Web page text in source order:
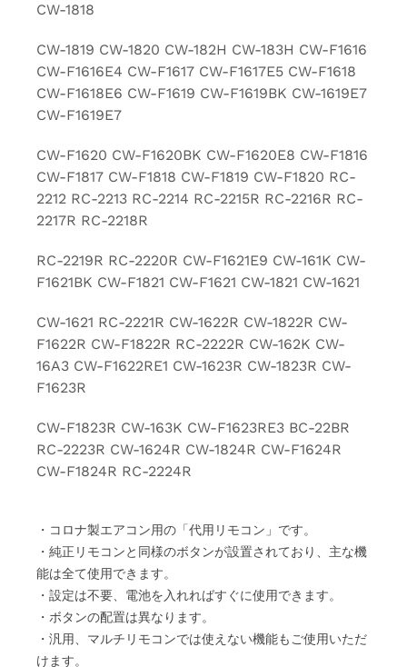
CW-1818
CW-1819 CW-1820 CW-182H CW-183H CW-F1616
CW-F1616E4 CW-F1617 CW-F1617E5 CW-F1618
CW-F1618E6 CW-F1619 CW-F1619BK CW-1619E7
CW-F1619E7
CW-F1620 CW-F1620BK CW-F1620E8 CW-F1816
CW-F1817 CW-F1818 CW-F1819 CW-F1820 RC-
2212 RC-2213 RC-2214 RC-2215R RC-2216R RC-
2217R RC-2218R
RC-2219R RC-2220R CW-F1621E9 CW-161K CW-
F1621BK CW-F1821 CW-F1621 CW-1821 CW-1621
CW-1621 RC-2221R CW-1622R CW-1822R CW-
F1622R CW-F1822R RC-2222R CW-162K CW-
16A3 CW-F1622RE1 CW-1623R CW-1823R CW-
F1623R
CW-F1823R CW-163K CW-F1623RE3 BC-22BR
RC-2223R CW-1624R CW-1824R CW-F1624R
CW-F1824R RC-2224R
・コロナ製エアコン用の「代用リモコン」です。
・純正リモコンと同様のボタンが設置されており、主な機
能は全て使用できます。
・設定は不要、電池を入れればすぐに使用できます。
・ボタンの配置は異なります。
・汎用、マルチリモコンでは使えない機能もご使用いただ
けます。